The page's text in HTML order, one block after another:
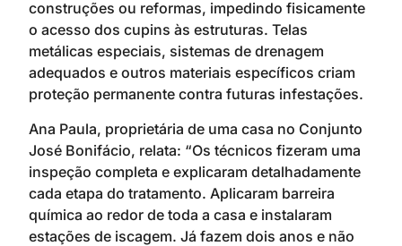
construções ou reformas, impedindo fisicamente
o acesso dos cupins às estruturas. Telas
metálicas especiais, sistemas de drenagem
adequados e outros materiais específicos criam
proteção permanente contra futuras infestações.
Ana Paula, proprietária de uma casa no Conjunto
José Bonifácio, relata: “Os técnicos fizeram uma
inspeção completa e explicaram detalhadamente
cada etapa do tratamento. Aplicaram barreira
química ao redor de toda a casa e instalaram
estações de iscagem. Já fazem dois anos e não